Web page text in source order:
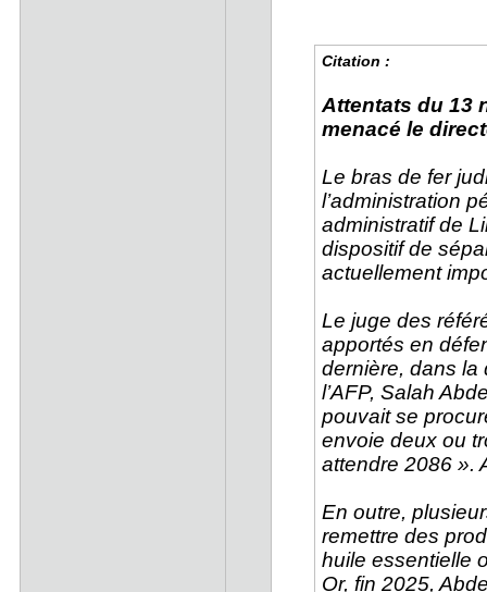
Citation :
Attentats du 13
menacé le
Le bras de fer
l’administration
administratif de
dispositif de
actuellement
Le juge des
apportés en
dernière, dans la
l’AFP, Salah
pouvait se
envoie deux ou
attendre 2086 ».
En outre,
remettre des
huile essentielle
Or, fin 2025,